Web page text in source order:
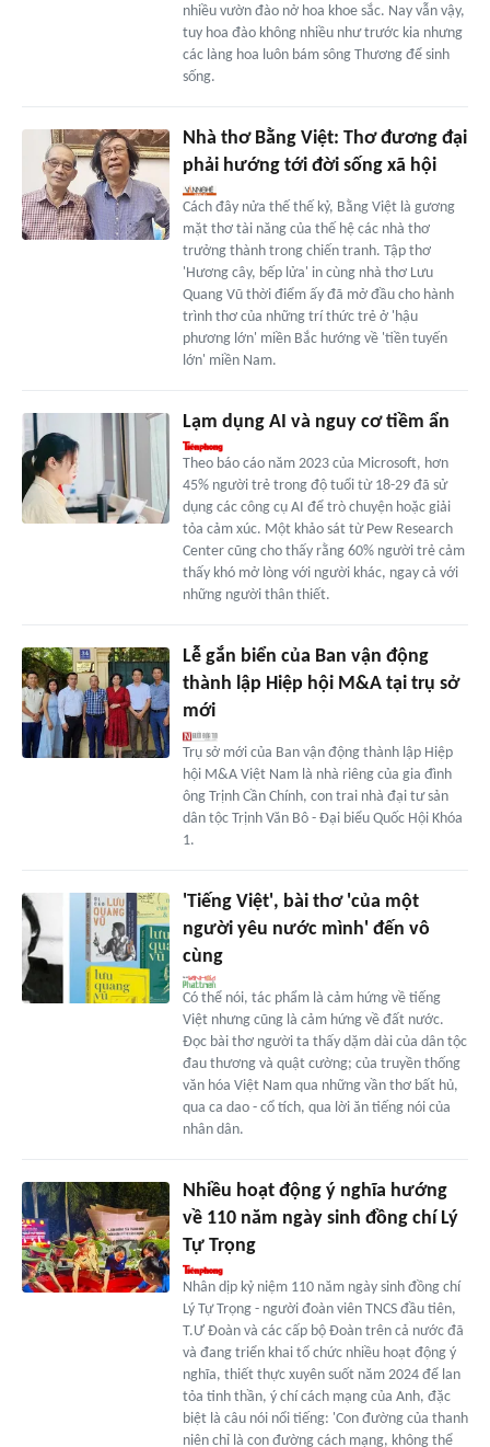
nhiều vườn đào nở hoa khoe sắc. Nay vẫn vậy,
tuy hoa đào không nhiều như trước kia nhưng
các làng hoa luôn bám sông Thương để sinh
sống.
Nhà thơ Bằng Việt: Thơ đương đại
phải hướng tới đời sống xã hội
Cách đây nửa thế thế kỷ, Bằng Việt là gương
mặt thơ tài năng của thế hệ các nhà thơ
trưởng thành trong chiến tranh. Tập thơ
'Hương cây, bếp lửa' in cùng nhà thơ Lưu
Quang Vũ thời điểm ấy đã mở đầu cho hành
trình thơ của những trí thức trẻ ở 'hậu
phương lớn' miền Bắc hướng về 'tiền tuyến
lớn' miền Nam.
Lạm dụng AI và nguy cơ tiềm ẩn
Theo báo cáo năm 2023 của Microsoft, hơn
45% người trẻ trong độ tuổi từ 18-29 đã sử
dụng các công cụ AI để trò chuyện hoặc giải
tỏa cảm xúc. Một khảo sát từ Pew Research
Center cũng cho thấy rằng 60% người trẻ cảm
thấy khó mở lòng với người khác, ngay cả với
những người thân thiết.
Lễ gắn biển của Ban vận động
thành lập Hiệp hội M&A tại trụ sở
mới
Trụ sở mới của Ban vận động thành lập Hiệp
hội M&A Việt Nam là nhà riêng của gia đình
ông Trịnh Cần Chính, con trai nhà đại tư sản
dân tộc Trịnh Văn Bô - Đại biểu Quốc Hội Khóa
1.
'Tiếng Việt', bài thơ 'của một
người yêu nước mình' đến vô
cùng
Có thể nói, tác phẩm là cảm hứng về tiếng
Việt nhưng cũng là cảm hứng về đất nước.
Đọc bài thơ người ta thấy dặm dài của dân tộc
đau thương và quật cường; của truyền thống
văn hóa Việt Nam qua những vần thơ bất hủ,
qua ca dao - cổ tích, qua lời ăn tiếng nói của
nhân dân.
Nhiều hoạt động ý nghĩa hướng
về 110 năm ngày sinh đồng chí Lý
Tự Trọng
Nhân dịp kỷ niệm 110 năm ngày sinh đồng chí
Lý Tự Trọng - người đoàn viên TNCS đầu tiên,
T.Ư Đoàn và các cấp bộ Đoàn trên cả nước đã
và đang triển khai tổ chức nhiều hoạt động ý
nghĩa, thiết thực xuyên suốt năm 2024 để lan
tỏa tinh thần, ý chí cách mạng của Anh, đặc
biệt là câu nói nổi tiếng: 'Con đường của thanh
niên chỉ là con đường cách mạng, không thể